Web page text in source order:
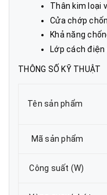
Thân kim loại
Cửa chớp
Khả năng
Lớp cách điện
THÔNG SỐ KỸ THUẬT
Tên sản phẩm
Mã sản phẩm
Công suất (W)